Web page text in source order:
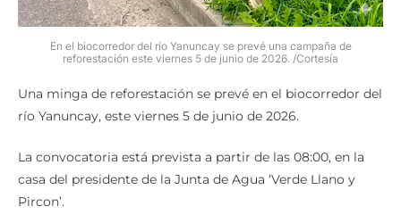
En el biocorredor del río Yanuncay se prevé una campaña de
reforestación este viernes 5 de junio de 2026. /Cortesía
Una minga de reforestación se prevé en el biocorredor del
río Yanuncay, este viernes 5 de junio de 2026.
La convocatoria está prevista a partir de las 08:00, en la
casa del presidente de la Junta de Agua ‘Verde Llano y
Pircon’.